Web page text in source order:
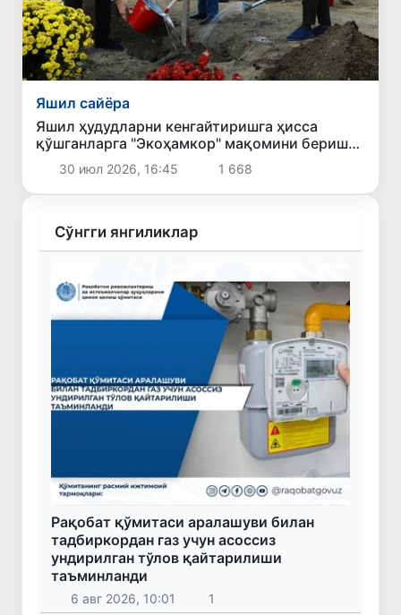
Яшил сайёра
Яшил ҳудудларни кенгайтиришга ҳисса
қўшганларга "Экоҳамкор" мақомини бериш
кўзда тутилмоқда
30 июл 2026, 16:45 1 668
Сўнгги янгиликлар
Рақобат қўмитаси аралашуви билан
тадбиркордан газ учун асоссиз
ундирилган тўлов қайтарилиши
таъминланди
6 авг 2026, 10:01 1